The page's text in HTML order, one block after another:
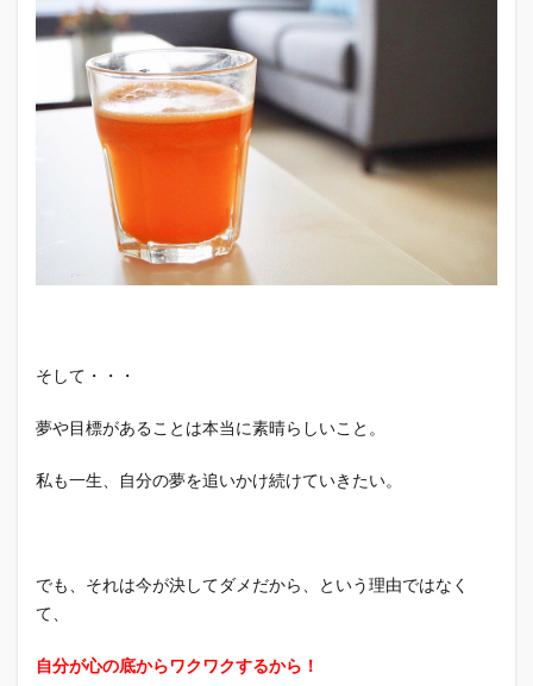
そして・・・
夢や目標があることは本当に素晴らしいこと。
私も一生、自分の夢を追いかけ続けていきたい。
でも、それは今が決してダメだから、という理由ではなく
て、
自分が心の底からワクワクするから！